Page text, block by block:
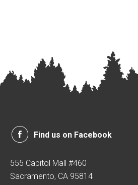
Find us on Facebook
555 Capitol Mall #460
Sacramento, CA 95814